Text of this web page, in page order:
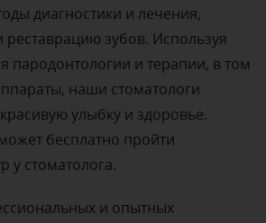
диагностики и лечения,
зубов. Используя
пародонтологии и терапии, в том
наши стоматологи
улыбку и здоровье.
бесплатно пройти
у стоматолога.
и опытных